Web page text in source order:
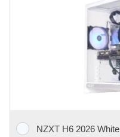
NZXT H6 2026 White